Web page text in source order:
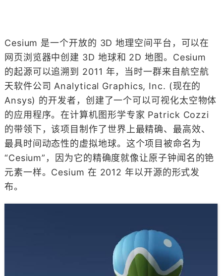
Cesium 是一个开放的 3D 地理空间平台，可以在
网页浏览器中创建 3D 地球和 2D 地图。Cesium
的起源可以追溯到 2011 年，当时一群来自航空航
天软件公司 Analytical Graphics, Inc. (现在的
Ansys) 的开发者，创建了一个可以可视化太空物体
的应用程序。在计算机图形学专家 Patrick Cozzi
的带领下，该项目制作了世界上最精确、最高效、
最具时间动态性的虚拟地球。这个项目被命名为
“Cesium”，因为它的精确度就像让原子钟闻名的铯
元素一样。Cesium 在 2012 年以开源的形式发
布。